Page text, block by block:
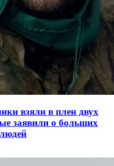
взяли в плен двух
заявили о больших